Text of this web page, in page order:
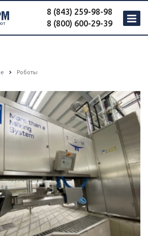
8 (843) 259-98-98
8 (800) 600-29-39
Роботы